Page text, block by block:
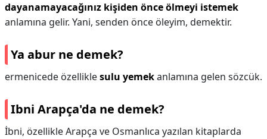
dayanamayacağınız kişiden önce ölmeyi istemek
anlamına gelir. Yani, senden önce öleyim, demektir.
Ya abur ne demek?
ermenicede özelliklesulu yemekanlamına gelen sözcük.
Ibni Arapça'da ne demek?
İbni, özellikle Arapça ve Osmanlıca yazılan kitaplarda